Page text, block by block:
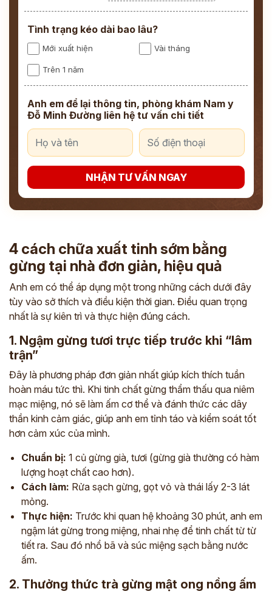
Tình trạng kéo dài bao lâu?
Mới xuất hiện Vài tháng
Trên 1 năm
Anh em để lại thông tin, phòng khám Nam y
Đỗ Minh Đường liên hệ tư vấn chi tiết
NHẬN TƯ VẤN NGAY
4 cách chữa xuất tinh sớm bằng
gừng tại nhà đơn giản, hiệu quả
Anh em có thể áp dụng một trong những cách dưới đây
tùy vào sở thích và điều kiện thời gian. Điều quan trọng
nhất là sự kiên trì và thực hiện đúng cách.
1. Ngậm gừng tươi trực tiếp trước khi “lâm
trận”
Đây là phương pháp đơn giản nhất giúp kích thích tuần
hoàn máu tức thì. Khi tinh chất gừng thẩm thấu qua niêm
mạc miệng, nó sẽ làm ấm cơ thể và đánh thức các dây
thần kinh cảm giác, giúp anh em tỉnh táo và kiểm soát tốt
hơn cảm xúc của mình.
Chuẩn bị: 1 củ gừng già, tươi (gừng già thường có hàm
lượng hoạt chất cao hơn).
Cách làm: Rửa sạch gừng, gọt vỏ và thái lấy 2-3 lát
mỏng.
Thực hiện: Trước khi quan hệ khoảng 30 phút, anh em
ngậm lát gừng trong miệng, nhai nhẹ để tinh chất từ từ
tiết ra. Sau đó nhổ bã và súc miệng sạch bằng nước
ấm.
2. Thưởng thức trà gừng mật ong nồng ấm